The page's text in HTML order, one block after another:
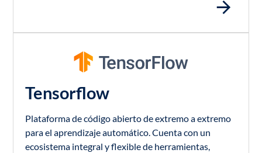
Tensorflow
Plataforma de código abierto de extremo a extremo
para el aprendizaje automático. Cuenta con un
ecosistema integral y flexible de herramientas,